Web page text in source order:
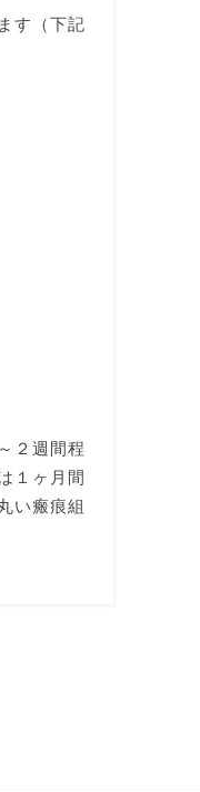
す（下記
２週間程
１ヶ月間
い瘢痕組